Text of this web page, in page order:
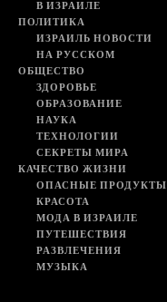
В ИЗРАИЛЕ
ПОЛИТИКА
ИЗРАИЛЬ НОВОСТИ
НА РУССКОМ
ОБЩЕСТВО
ЗДОРОВЬЕ
ОБРАЗОВАНИЕ
НАУКА
ТЕХНОЛОГИИ
СЕКРЕТЫ МИРА
КАЧЕСТВО ЖИЗНИ
ОПАСНЫЕ ПРОДУКТЫ
КРАСОТА
МОДА В ИЗРАИЛЕ
ПУТЕШЕСТВИЯ
РАЗВЛЕЧЕНИЯ
МУЗЫКА